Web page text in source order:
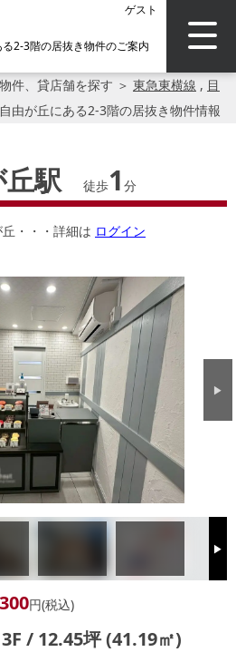
ゲスト
2-3階の居抜き物件のご案内
件、貸店舗を探す ＞ 東急東横線 , 目
由が丘にある2-3階の居抜き物件情報
丘駅 徒歩1 分
・・・詳細は ログイン
Next
Next
円(税込)
/ 12.45坪 (41.19㎡)